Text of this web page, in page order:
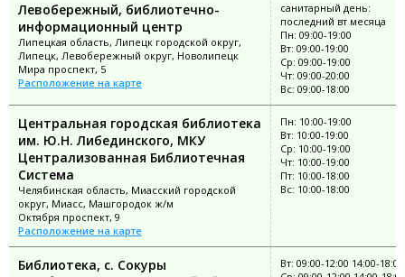
Левобережный, библиотечно-
информационный центр
Липецкая область, Липецк городской округ,
Липецк, Левобережный округ, Новолипецк
Мира проспект, 5
Расположение на карте
санитарный день:
последний вт месяца
Пн: 09:00-19:00
Вт: 09:00-19:00
Ср: 09:00-19:00
Чт: 09:00-20:00
Вс: 09:00-18:00
Центральная городская библиотека
им. Ю.Н. Либединского, МКУ
Централизованная Библиотечная
Система
Челябинская область, Миасский городской
округ, Миасс, Машгородок ж/м
Октября проспект, 9
Расположение на карте
Пн: 10:00-19:00
Вт: 10:00-19:00
Ср: 10:00-19:00
Чт: 10:00-19:00
Пт: 10:00-18:00
Вс: 10:00-18:00
Библиотека, с. Сокуры
Вт: 09:00-12:00 14:00-18:00